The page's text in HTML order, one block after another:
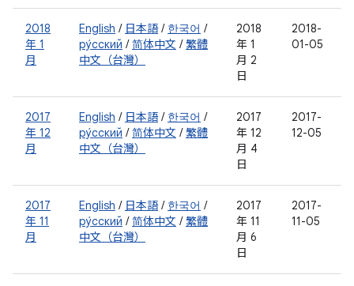
2018
年 1
月
English / 日本語/ 한국어 /
ру́сский /简体中文 / 繁體
中文（台灣）
2018
年 1
月 2
日
2018-
01-05
2017
年 12
月
English / 日本語/ 한국어 /
ру́сский /简体中文 / 繁體
中文（台灣）
2017
年 12
月 4
日
2017-
12-05
2017
年 11
月
English / 日本語/ 한국어 /
ру́сский /简体中文 / 繁體
中文（台灣）
2017
年 11
月 6
日
2017-
11-05